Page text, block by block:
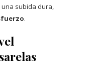
subida dura,
.